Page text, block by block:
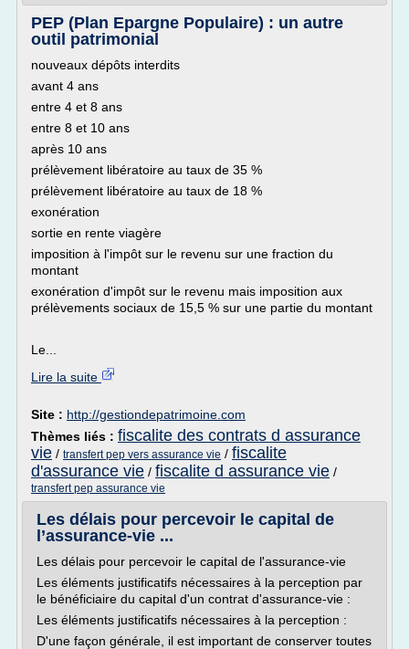
PEP (Plan Epargne Populaire) : un autre
outil patrimonial
nouveaux dépôts interdits
avant 4 ans
entre 4 et 8 ans
entre 8 et 10 ans
après 10 ans
prélèvement libératoire au taux de 35 %
prélèvement libératoire au taux de 18 %
exonération
sortie en rente viagère
imposition à l'impôt sur le revenu sur une fraction du
montant
exonération d'impôt sur le revenu mais imposition aux
prélèvements sociaux de 15,5 % sur une partie du montant
Le...
Lire la suite
Site : http://gestiondepatrimoine.com
Thèmes liés : fiscalite des contrats d assurance
vie / transfert pep vers assurance vie / fiscalite
d'assurance vie / fiscalite d assurance vie /
transfert pep assurance vie
Les délais pour percevoir le capital de
l’assurance-vie ...
Les délais pour percevoir le capital de l'assurance-vie
Les éléments justificatifs nécessaires à la perception par
le bénéficiaire du capital d'un contrat d'assurance-vie :
Les éléments justificatifs nécessaires à la perception :
D'une façon générale, il est important de conserver toutes